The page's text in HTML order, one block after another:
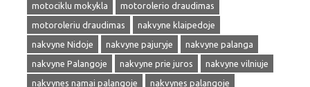
motociklu mokykla
motorolerio draudimas
motoroleriu draudimas
nakvyne klaipedoje
nakvyne Nidoje
nakvyne pajuryje
nakvyne palanga
nakvyne Palangoje
nakvyne prie juros
nakvyne vilniuje
nakvynes namai palangoje
nakvynes palangoje